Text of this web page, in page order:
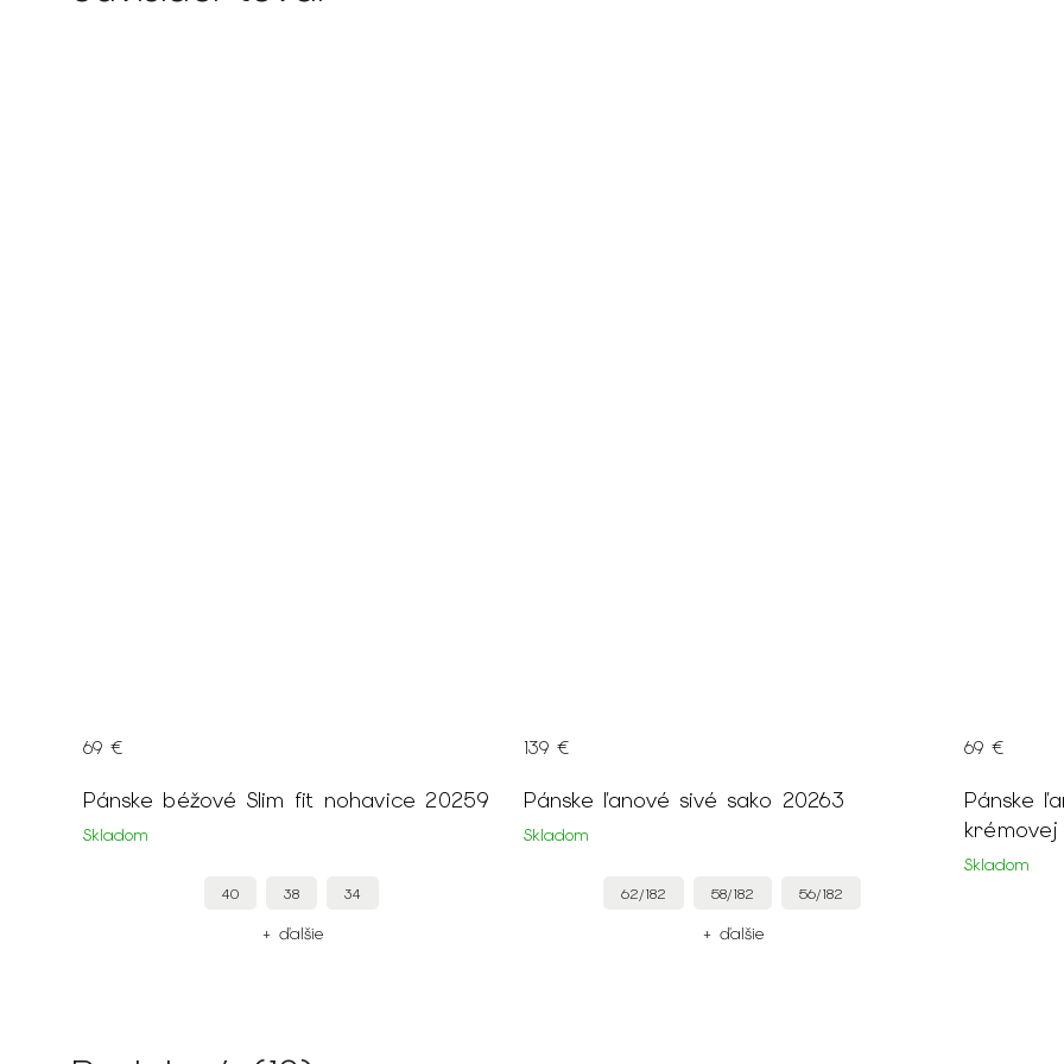
Pánske béžové Slim fit nohavice 20259
Skladom
69 €
40 38 34
+ ďalšie
Pánske ľanové sivé sako 20263
Skladom
139 €
62/182 58/182 56/182
+ ďalšie
Pánske
Skladom
69 €